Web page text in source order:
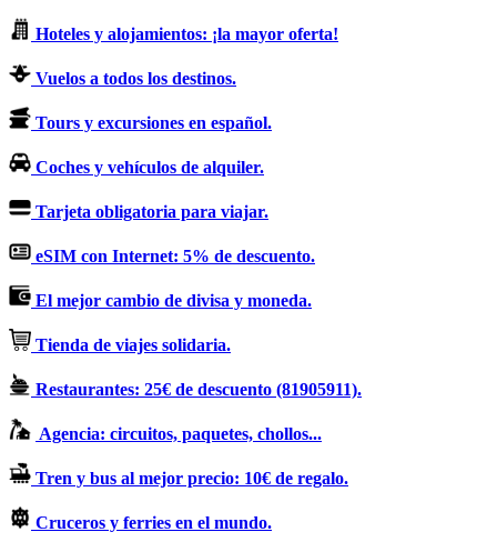
Hoteles y alojamientos: ¡la mayor oferta!
Vuelos a todos los destinos.
Tours y excursiones en español.
Coches y vehículos de alquiler.
Tarjeta obligatoria para viajar.
eSIM con Internet: 5% de descuento.
El mejor cambio de divisa y moneda.
Tienda de viajes solidaria.
Restaurantes: 25€ de descuento (81905911).
Agencia: circuitos, paquetes, chollos...
Tren y bus al mejor precio: 10€ de regalo.
Cruceros y ferries en el mundo.